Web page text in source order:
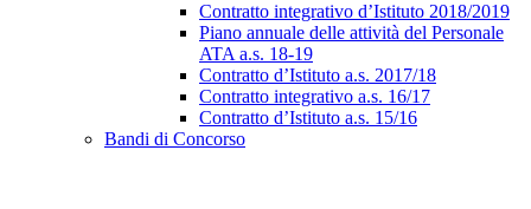
Contratto integrativo d’Istituto 2018/2019
Piano annuale delle attività del Personale
ATA a.s. 18-19
Contratto d’Istituto a.s. 2017/18
Contratto integrativo a.s. 16/17
Contratto d’Istituto a.s. 15/16
Bandi di Concorso